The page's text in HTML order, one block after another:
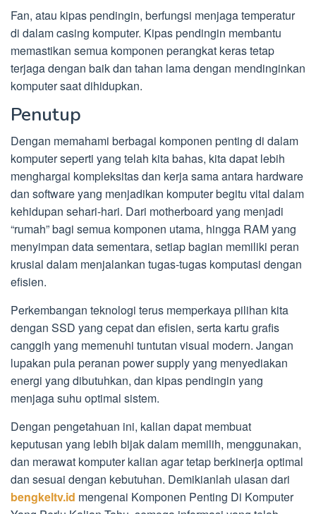
Fan, atau kipas pendingin, berfungsi menjaga temperatur
di dalam casing komputer. Kipas pendingin membantu
memastikan semua komponen perangkat keras tetap
terjaga dengan baik dan tahan lama dengan mendinginkan
komputer saat dihidupkan.
Penutup
Dengan memahami berbagai komponen penting di dalam
komputer seperti yang telah kita bahas, kita dapat lebih
menghargai kompleksitas dan kerja sama antara hardware
dan software yang menjadikan komputer begitu vital dalam
kehidupan sehari-hari. Dari motherboard yang menjadi
“rumah” bagi semua komponen utama, hingga RAM yang
menyimpan data sementara, setiap bagian memiliki peran
krusial dalam menjalankan tugas-tugas komputasi dengan
efisien.
Perkembangan teknologi terus memperkaya pilihan kita
dengan SSD yang cepat dan efisien, serta kartu grafis
canggih yang memenuhi tuntutan visual modern. Jangan
lupakan pula peranan power supply yang menyediakan
energi yang dibutuhkan, dan kipas pendingin yang
menjaga suhu optimal sistem.
Dengan pengetahuan ini, kalian dapat membuat
keputusan yang lebih bijak dalam memilih, menggunakan,
dan merawat komputer kalian agar tetap berkinerja optimal
dan sesuai dengan kebutuhan. Demikianlah ulasan dari
bengkeltv.id mengenai Komponen Penting Di Komputer